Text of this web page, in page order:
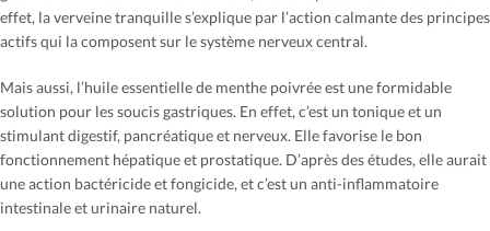
effet, la verveine tranquille s’explique par l’action calmante des principes
actifs qui la composent sur le système nerveux central.
Mais aussi, l’huile essentielle de menthe poivrée est une formidable
solution pour les soucis gastriques. En effet, c’est un tonique et un
stimulant digestif, pancréatique et nerveux. Elle favorise le bon
fonctionnement hépatique et prostatique. D’après des études, elle aurait
uneaction bactéricide et fongicide, et c’est un anti-inflammatoire
intestinale et urinaire naturel.